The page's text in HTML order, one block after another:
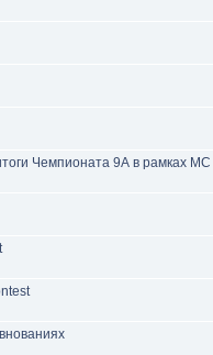
Чемпионата 9А в рамках